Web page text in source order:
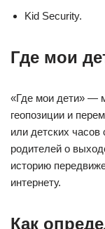
Kid Security.
Где мои
«Где мои дети» —
геопозиции и
или детских
родителей о
историю
интернету.
Как